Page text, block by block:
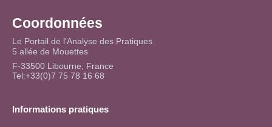
Coordonnées
Le Portail de l'Analyse des Pratiques
5 allée de Mouettes
F-33500 Libourne, France
Tel:+33(0)7 75 78 16 68
Informations pratiques